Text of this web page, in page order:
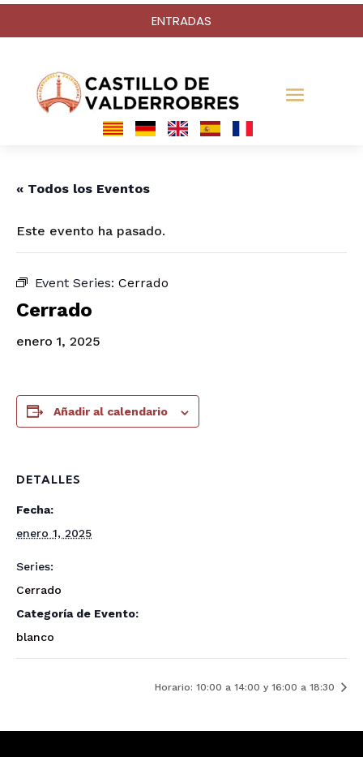
ENTRADAS
« Todos los Eventos
Este evento ha pasado.
Event Series: Cerrado
Cerrado
enero 1, 2025
Añadir al calendario
DETALLES
Fecha:
enero 1, 2025
Series:
Cerrado
Categoría de Evento:
blanco
Horario: 10:00 a 14:00 y 16:00 a 18:30